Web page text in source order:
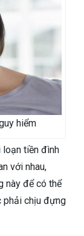
hiểm
loạn tiền đình
với nhau,
này để có thể
phải chịu đựng